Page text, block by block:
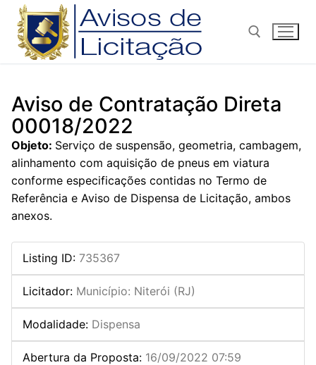
Pular
para
conteúdo
Aviso de Contratação Direta
00018/2022
Objeto: Serviço de suspensão, geometria, cambagem,
alinhamento com aquisição de pneus em viatura
conforme especificações contidas no Termo de
Referência e Aviso de Dispensa de Licitação, ambos
anexos.
Listing ID: 735367
Licitador: Município: Niterói (RJ)
Modalidade: Dispensa
Abertura da Proposta: 16/09/2022 07:59